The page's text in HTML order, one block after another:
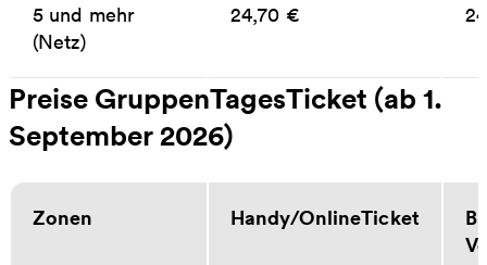
5 und mehr
(Netz)
24,70 €
Preise GruppenTagesTicket (ab 1.
September 2026)
Zonen Handy/OnlineTicket